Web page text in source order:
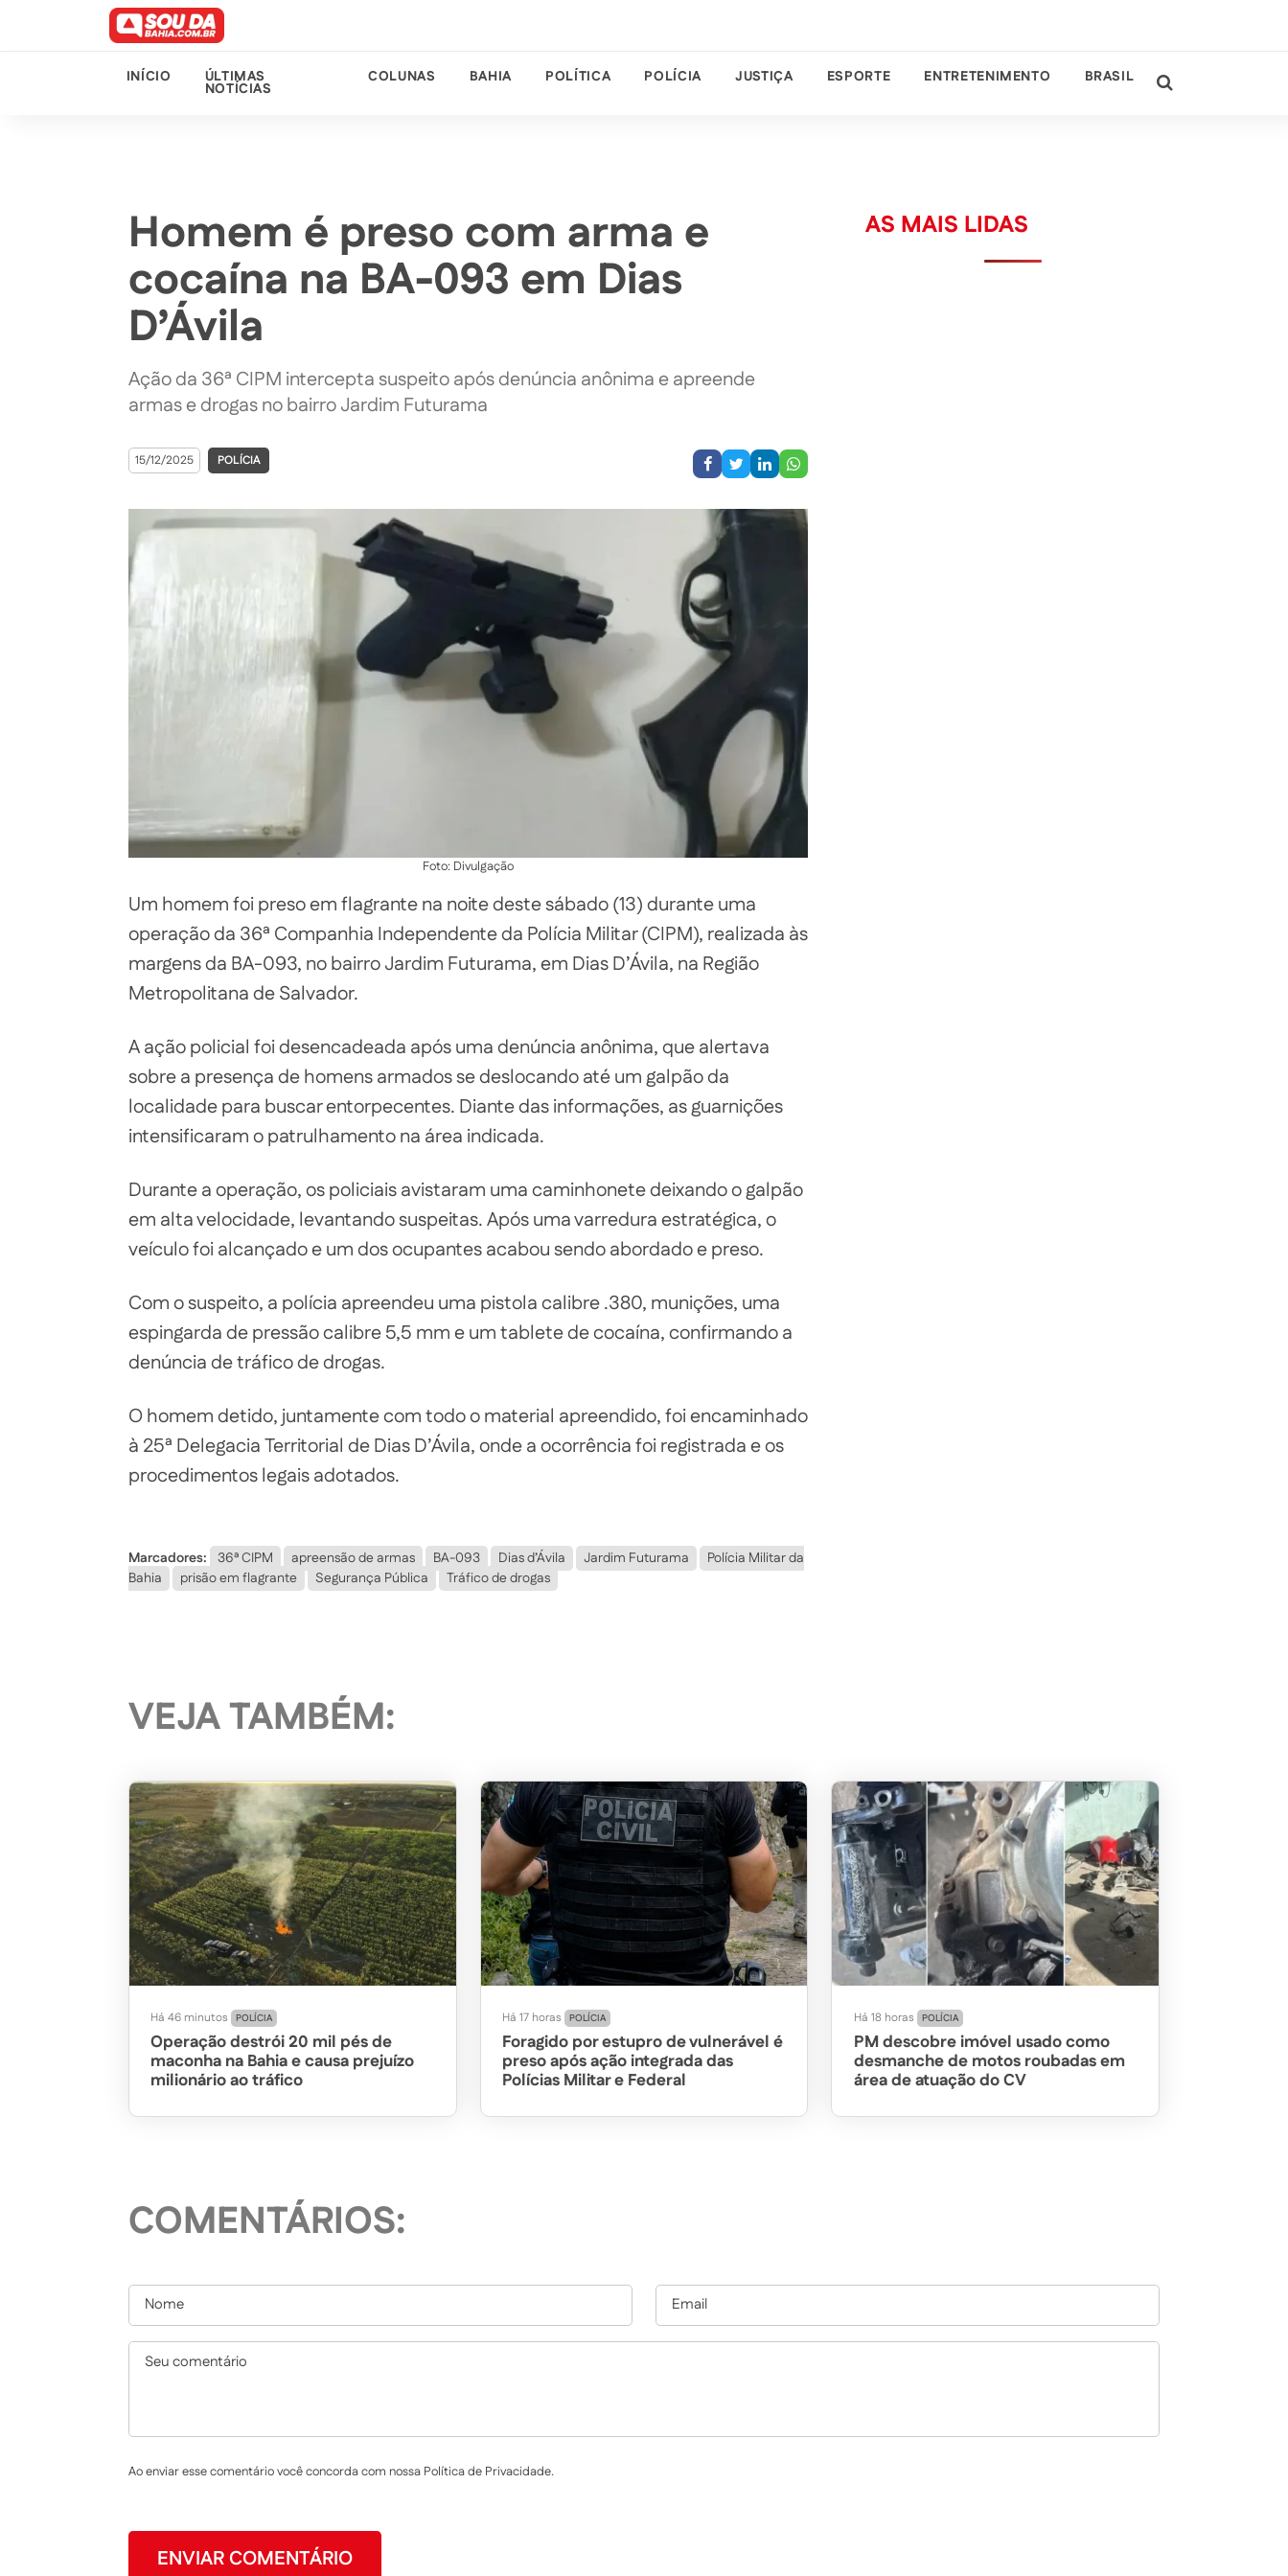
INÍCIO ÚLTIMAS
NOTÍCIAS
COLUNAS BAHIA POLÍTICA POLÍCIA JUSTIÇA ESPORTE ENTRETENIMENTO BRASIL
Homem é preso com arma e
cocaína na BA-093 em Dias
D’Ávila
Ação da 36ª CIPM intercepta suspeito após denúncia anônima e apreende
armas e drogas no bairro Jardim Futurama
15/12/2025 POLÍCIA
Foto: Divulgação
Um homem foi preso em flagrante na noite deste sábado (13) durante uma
operação da 36ª Companhia Independente da Polícia Militar (CIPM), realizada às
margens da BA-093, no bairro Jardim Futurama, em Dias D’Ávila, na Região
Metropolitana de Salvador.
A ação policial foi desencadeada após uma denúncia anônima, que alertava
sobre a presença de homens armados se deslocando até um galpão da
localidade para buscar entorpecentes. Diante das informações, as guarnições
intensificaram o patrulhamento na área indicada.
Durante a operação, os policiais avistaram uma caminhonete deixando o galpão
em alta velocidade, levantando suspeitas. Após uma varredura estratégica, o
veículo foi alcançado e um dos ocupantes acabou sendo abordado e preso.
Com o suspeito, a polícia apreendeu uma pistola calibre .380, munições, uma
espingarda de pressão calibre 5,5 mm e um tablete de cocaína, confirmando a
denúncia de tráfico de drogas.
O homem detido, juntamente com todo o material apreendido, foi encaminhado
à 25ª Delegacia Territorial de Dias D’Ávila, onde a ocorrência foi registrada e os
procedimentos legais adotados.
Marcadores: 36ª CIPM apreensão de armas BA-093 Dias d’Ávila Jardim Futurama
Polícia Militar da
Bahia
prisão em flagrante Segurança Pública Tráfico de drogas
AS MAIS LIDAS
VEJA TAMBÉM:
Há 46 minutos POLÍCIA
Operação destrói 20 mil pés de
maconha na Bahia e causa prejuízo
milionário ao tráfico
Há 17 horas POLÍCIA
Foragido por estupro de vulnerável é
preso após ação integrada das
Polícias Militar e Federal
Há 18 horas POLÍCIA
PM descobre imóvel usado como
desmanche de motos roubadas em
área de atuação do CV
COMENTÁRIOS:
Ao enviar esse comentário você concorda com nossa Política de Privacidade.